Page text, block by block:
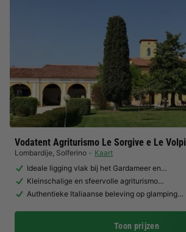
Vodatent Agriturismo Le Sorgive e Le Volpi
Lombardije, Solferino
Kaart
Ideale ligging vlak bij het Gardameer en…
Kleinschalige en sfeervolle agriturismo…
Authentieke Italiaanse beleving op glamping…
Toon prijzen